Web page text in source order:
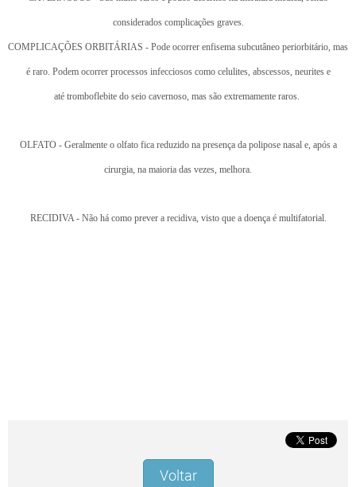
considerados complicações graves.
COMPLICAÇÕES ORBITÁRIAS - Pode ocorrer enfisema subcutâneo periorbitário, mas
é raro. Podem ocorrer processos infecciosos como celulites, abscessos, neurites e
até tromboflebite do seio cavernoso, mas são extremamente raros.
OLFATO - Geralmente o olfato fica reduzido na presença da polipose nasal e, após a
cirurgia, na maioria das vezes, melhora.
RECIDIVA - Não há como prever a recidiva, visto que a doença é multifatorial.
Voltar